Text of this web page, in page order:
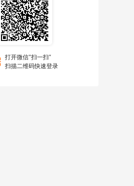
打开微信"扫一扫"
扫描二维码快速登录